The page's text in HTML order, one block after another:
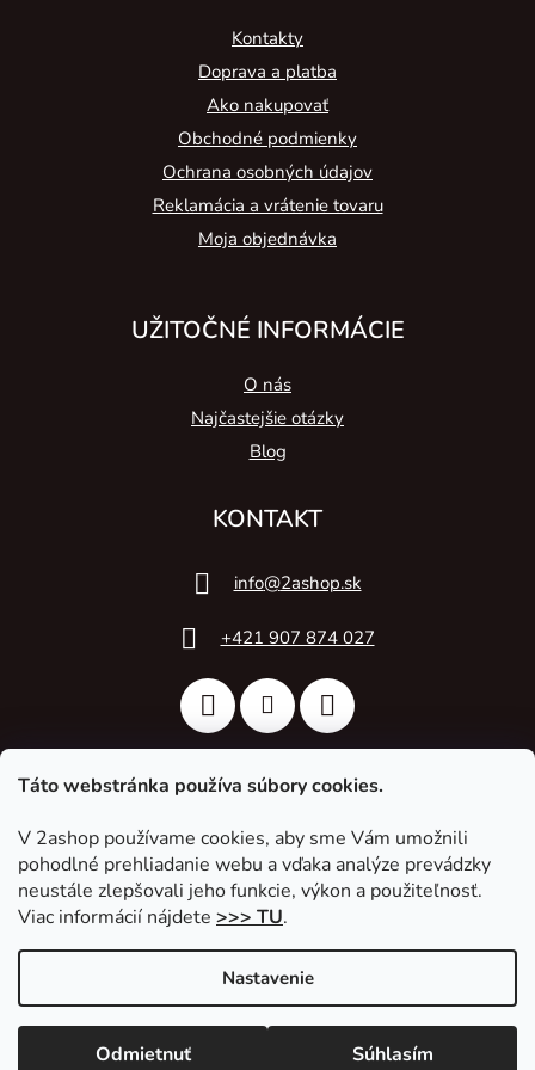
Táto webstránka používa súbory cookies.
V 2ashop používame cookies, aby sme Vám umožnili
pohodlné prehliadanie webu a vďaka analýze prevádzky
neustále zlepšovali jeho funkcie, výkon a použiteľnosť.
Viac informácií nájdete >>> TU.
Nastavenie
Odmietnuť Súhlasím
Kontakty
Doprava a platba
Ako nakupovať
Obchodné podmienky
Ochrana osobných údajov
Reklamácia a vrátenie tovaru
Moja objednávka
UŽITOČNÉ INFORMÁCIE
O nás
Najčastejšie otázky
Blog
KONTAKT
info@2ashop.sk
+421 907 874 027
2A Acoustic
Vytvoril Shoptet
Upravil Balkys
Copyright 20262ashop.sk . Všetky práva vyhradené.